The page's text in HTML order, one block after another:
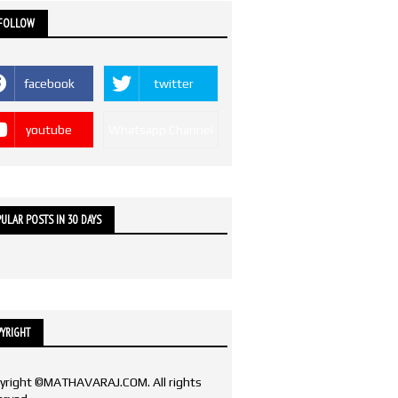
facebook twitter
youtube
POSTS IN 30 DAYS
©MATHAVARAJ.COM. All rights